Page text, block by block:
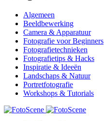
Algemeen
Beeldbewerking
Camera & Apparatuur
Fotografie voor Beginners
Fotografietechnieken
Fotografietips & Hacks
Inspiratie & Ideeën
Landschaps & Natuur
Portretfotografie
Workshops & Tutorials